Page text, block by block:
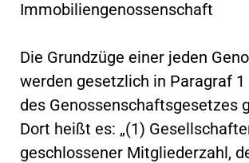
Immobiliengenossenschaft
Die Grundzüge einer jeden
werden gesetzlich in Paragraf 1
des Genossenschaftsgesetzes
Dort heißt es: „(1)
geschlossener Mitgliederzahl,